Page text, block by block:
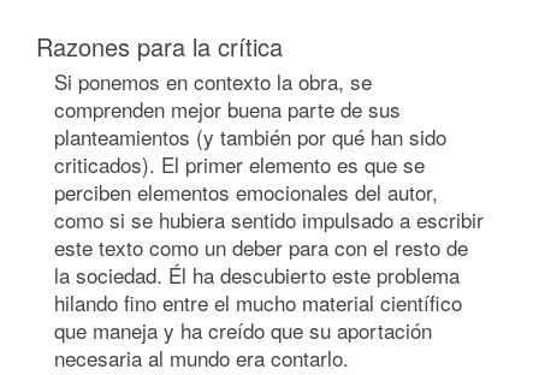
Razones para la crítica
Si ponemos en contexto la obra, se
comprenden mejor buena parte de sus
planteamientos (y también por qué han sido
criticados). El primer elemento es que se
perciben elementos emocionales del autor,
como si se hubiera sentido impulsado a escribir
este texto como un deber para con el resto de
la sociedad. Él ha descubierto este problema
hilando fino entre el mucho material científico
que maneja y ha creído que su aportación
necesaria al mundo era contarlo.